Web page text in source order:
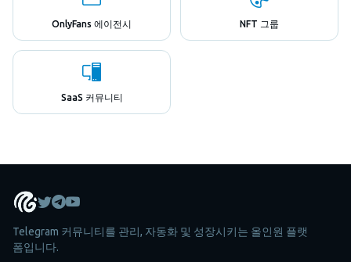
OnlyFans 에이전시 NFT 그룹
SaaS 커뮤니티
Telegram 커뮤니티를 관리, 자동화 및 성장시키는 올인원 플랫
폼입니다.